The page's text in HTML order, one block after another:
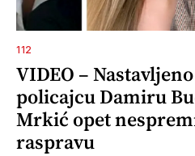
112
VIDEO –
policajcu Damiru
Mrkić opet
raspravu